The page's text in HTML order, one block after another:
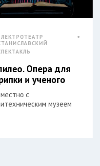
Опера для
и ученого
с
музеем